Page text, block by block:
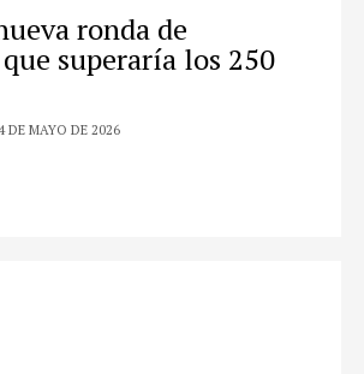
ronda de
superaría los 250
DE MAYO DE 2026